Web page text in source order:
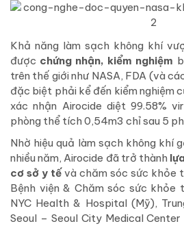
Khả năng làm sạch không khí
được chứng nhận, kiểm nghiệm
trên thế giới như NASA, FDA (và
đặc biệt phải kể đến kiểm nghiệm
xác nhận Airocide diệt 99.58%
phòng thể tích 0,54m3 chỉ sau 5
Nhờ hiệu quả làm sạch không khí
nhiều năm, Airocide đã trở thành
cơ sở y tế và chăm sóc sức khỏe
Bệnh viện & Chăm sóc sức khỏe
NYC Health & Hospital (Mỹ),
Seoul – Seoul City Medical